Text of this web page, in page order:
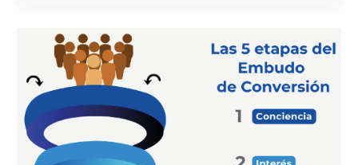
Y
EL
EMBUDO
DE
CONVERSIÓN